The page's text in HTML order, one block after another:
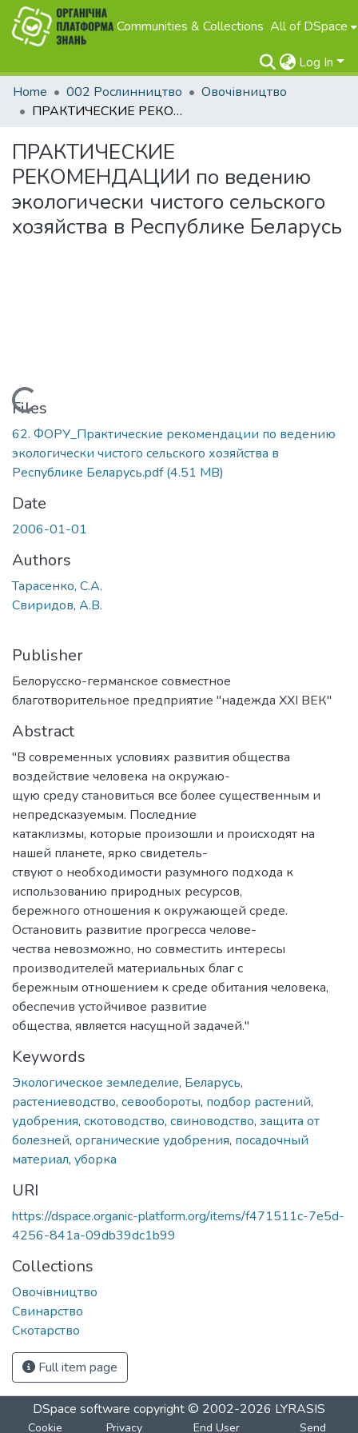
Communities & Collections All of DSpace
Log In
Home
002 Рослинництво
Овочівництво
ПРАКТИЧЕСКИЕ РЕКОМЕНДАЦИИ по ведению экологически чистого сельского хозяйства в Республике Беларусь
ПРАКТИЧЕСКИЕ
РЕКОМЕНДАЦИИ по ведению
экологически чистого сельского
хозяйства в Республике Беларусь
Loading...
Files
62. ФОРУ_Практические рекомендации по ведению
экологически чистого сельского хозяйства в
Республике Беларусь.pdf(4.51 MB)
Date
2006-01-01
Authors
Тарасенко, С.А.
Свиридов, А.В.
Publisher
Белорусско-германское совместное
благотворительное предприятие "надежда XXI ВЕК"
Abstract
"В современных условиях развития общества
воздействие человека на окружаю-
щую среду становиться все более существенным и
непредсказуемым. Последние
катаклизмы, которые произошли и происходят на
нашей планете, ярко свидетель-
ствуют о необходимости разумного подхода к
использованию природных ресурсов,
бережного отношения к окружающей среде.
Остановить развитие прогресса челове-
чества невозможно, но совместить интересы
производителей материальных благ с
бережным отношением к среде обитания человека,
обеспечив устойчивое развитие
общества, является насущной задачей."
Keywords
Экологическое земледелие, Беларусь,
растениеводство, севообороты, подбор растений,
удобрения, скотоводство, свиноводство, защита от
болезней, органические удобрения, посадочный
материал, уборка
URI
https://dspace.organic-platform.org/items/f471511c-7e5d-
4256-841a-09db39dc1b99
Collections
Овочівництво
Свинарство
Скотарство
Full item page
DSpace software copyright © 2002-2026 LYRASIS
Cookie Privacy End User Send